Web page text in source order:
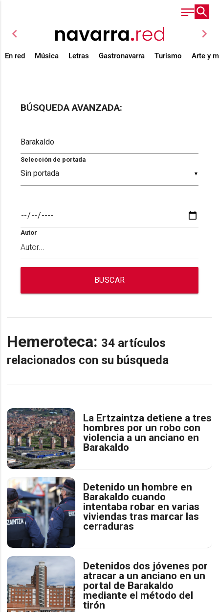
chevron_left chevron_right
En red Música Letras Gastronavarra Turismo Arte y
BÚSQUEDA AVANZADA:
▼
Selección de portada
Autor
BUSCAR
Hemeroteca: 34 artículos
relacionados con su búsqueda
La Ertzaintza detiene a tres
hombres por un robo con
violencia a un anciano en
Barakaldo
Detenido un hombre en
Barakaldo cuando
intentaba robar en varias
viviendas tras marcar las
cerraduras
Detenidos dos jóvenes por
atracar a un anciano en un
portal de Barakaldo
mediante el método del
tirón